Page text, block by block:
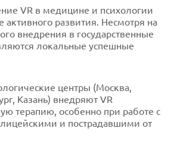
VR в медицине и психологии
активного развития. Несмотря на
внедрения в государственные
локальные успешные
центры (Москва,
Казань) внедряют VR
терапию, особенно при работе с
и пострадавшими от